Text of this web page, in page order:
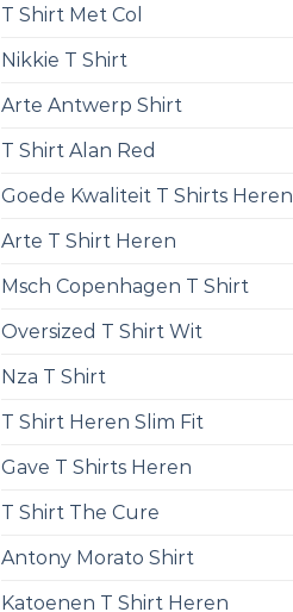
T Shirt Met Col
Nikkie T Shirt
Arte Antwerp Shirt
T Shirt Alan Red
Goede Kwaliteit T Shirts Heren
Arte T Shirt Heren
Msch Copenhagen T Shirt
Oversized T Shirt Wit
Nza T Shirt
T Shirt Heren Slim Fit
Gave T Shirts Heren
T Shirt The Cure
Antony Morato Shirt
Katoenen T Shirt Heren